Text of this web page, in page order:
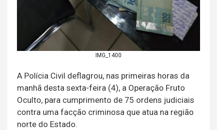
IMG_1400
A Polícia Civil deflagrou, nas primeiras horas da
manhã desta sexta-feira (4), a Operação Fruto
Oculto, para cumprimento de 75 ordens judiciais
contra uma facção criminosa que atua na região
norte do Estado.